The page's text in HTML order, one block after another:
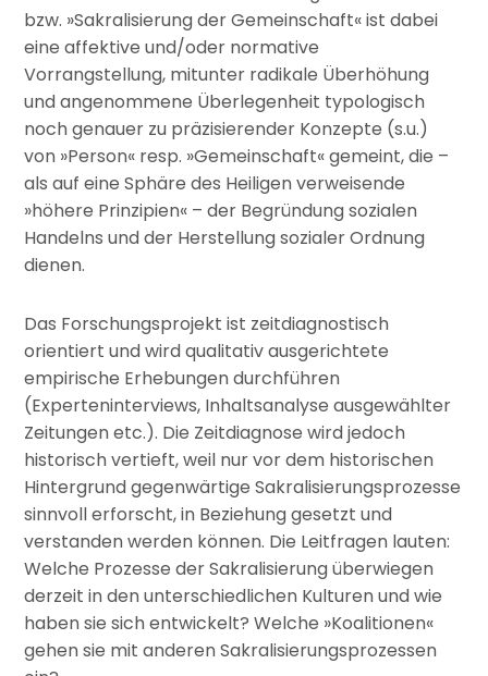
bzw. »Sakralisierung der Gemeinschaft« ist dabei
eine affektive und/oder normative
Vorrangstellung, mitunter radikale Überhöhung
und angenommene Überlegenheit typologisch
noch genauer zu präzisierender Konzepte (s.u.)
von »Person« resp. »Gemeinschaft« gemeint, die –
als auf eine Sphäre des Heiligen verweisende
»höhere Prinzipien« – der Begründung sozialen
Handelns und der Herstellung sozialer Ordnung
dienen.
Das Forschungsprojekt ist zeitdiagnostisch
orientiert und wird qualitativ ausgerichtete
empirische Erhebungen durchführen
(Experteninterviews, Inhaltsanalyse ausgewählter
Zeitungen etc.). Die Zeitdiagnose wird jedoch
historisch vertieft, weil nur vor dem historischen
Hintergrund gegenwärtige Sakralisierungsprozesse
sinnvoll erforscht, in Beziehung gesetzt und
verstanden werden können. Die Leitfragen lauten:
Welche Prozesse der Sakralisierung überwiegen
derzeit in den unterschiedlichen Kulturen und wie
haben sie sich entwickelt? Welche »Koalitionen«
gehen sie mit anderen Sakralisierungsprozessen